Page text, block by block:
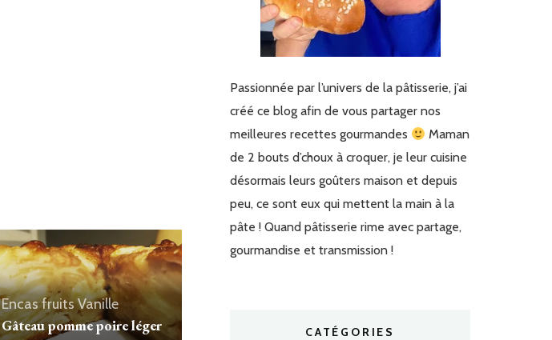
Encas fruitsVanille
Gâteau pomme poire léger
Passionnée par l’univers de la pâtisserie, j’ai
créé ce blog afin de vous partager nos
meilleures recettes gourmandes
Maman
de 2 bouts d’choux à croquer, je leur cuisine
désormais leurs goûters maison et depuis
peu, ce sont eux qui mettent la main à la
pâte ! Quand pâtisserie rime avec partage,
gourmandise et transmission !
CATÉGORIES